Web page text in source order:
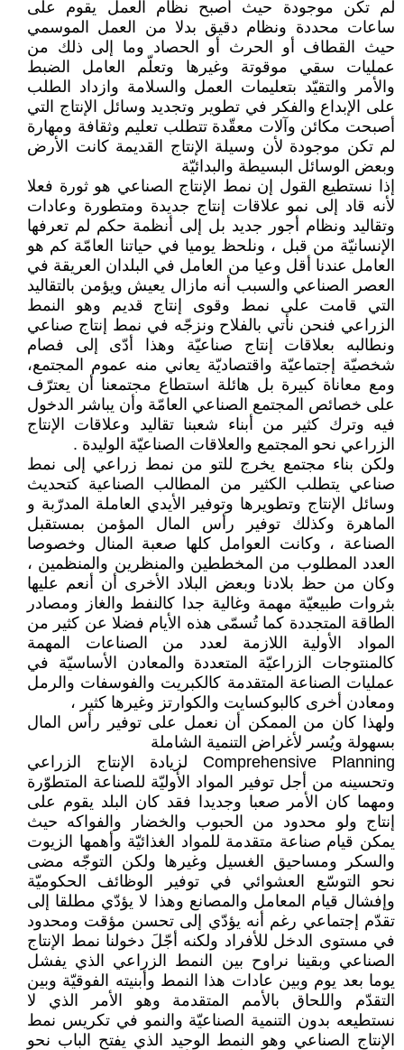
لم تكن موجودة حيث أصبح نظام العمل يقوم على
ساعات محددة ونظام دقيق بدلا من العمل الموسمي
حيث القطاف أو الحرث أو الحصاد وما إلى ذلك من
عمليات سقي موقوتة وغيرها وتعلّم العامل الضبط
والأمر والتقيّد بتعليمات العمل والسلامة وازداد الطلب
على الإبداع والفكر في تطوير وتجديد وسائل الإنتاج التي
أصبحت مكائن وآلات معقّدة تتطلب تعليم وثقافة ومهارة
لم تكن موجودة لأن وسيلة الإنتاج القديمة كانت الأرض
وبعض الوسائل البسيطة والبدائيّة
إذا نستطيع القول إن نمط الإنتاج الصناعي هو ثورة فعلا
لأنه قاد إلى نمو علاقات إنتاج جديدة ومتطورة وعادات
وتقاليد ونظام أجور جديد بل إلى أنظمة حكم لم تعرفها
الإنسانيّة من قبل ، ونلحظ يوميا في حياتنا العامّة كم هو
العامل عندنا أقل وعيا من العامل في البلدان العريقة في
العصر الصناعي والسبب أنه مازال يعيش ويؤمن بالتقاليد
التي قامت على نمط وقوى إنتاج قديم وهو النمط
الزراعي فنحن نأتي بالفلاح ونزجّه في نمط إنتاج صناعي
ونطالبه بعلاقات إنتاج صناعيّة وهذا أدّى إلى فصام
شخصيّة إجتماعيّة واقتصاديّة يعاني منه عموم المجتمع،
ومع معاناة كبيرة بل هائلة استطاع مجتمعنا أن يعترّف
على خصائص المجتمع الصناعي العامّة وأن يباشر الدخول
فيه وترك كثير من أبناء شعبنا تقاليد وعلاقات الإنتاج
الزراعي نحو المجتمع والعلاقات الصناعيّة الوليدة .
ولكن بناء مجتمع يخرج للتو من نمط زراعي إلى نمط
صناعي يتطلب الكثير من المطالب الصناعية كتحديث
وسائل الإنتاج وتطويرها وتوفير الأيدي العاملة المدرّبة و
الماهرة وكذلك توفير رأس المال المؤمن بمستقبل
الصناعة ، وكانت العوامل كلها صعبة المنال وخصوصا
العدد المطلوب من المخططين والمنظرين والمنظمين ،
وكان من حظ بلادنا وبعض البلاد الأخرى أن أنعم عليها
بثروات طبيعيّة مهمة وغالية جدا كالنفط والغاز ومصادر
الطاقة المتجددة كما تُسمّى هذه الأيام فضلا عن كثير من
المواد الأولية اللازمة لعدد من الصناعات المهمة
كالمنتوجات الزراعيّة المتعددة والمعادن الأساسيّة في
عمليات الصناعة المتقدمة كالكبريت والفوسفات والرمل
ومعادن أخرى كالبوكسايت والكوارتز وغيرها كثير ،
ولهذا كان من الممكن أن نعمل على توفير رأس المال
بسهولة ويُسر لأغراض التنمية الشاملة
Comprehensive Planning لزيادة الإنتاج الزراعي
وتحسينه من أجل توفير المواد الأوليّة للصناعة المتطوّرة
ومهما كان الأمر صعبا وجديدا فقد كان البلد يقوم على
إنتاج ولو محدود من الحبوب والخضار والفواكه حيث
يمكن قيام صناعة متقدمة للمواد الغذائيّة وأهمها الزيوت
والسكر ومساحيق الغسيل وغيرها ولكن التوجّه مضى
نحو التوسّع العشوائي في توفير الوظائف الحكوميّة
وإفشال قيام المعامل والمصانع وهذا لا يؤدّي مطلقا إلى
تقدّم إجتماعي رغم أنه يؤدّي إلى تحسن مؤقت ومحدود
في مستوى الدخل للأفراد ولكنه أجّلَ دخولنا نمط الإنتاج
الصناعي وبقينا نراوح بين النمط الزراعي الذي يفشل
يوما بعد يوم وبين عادات هذا النمط وأبنيته الفوقيّة وبين
التقدّم واللحاق بالأمم المتقدمة وهو الأمر الذي لا
نستطيعه بدون التنمية الصناعيّة والنمو في تكريس نمط
الإنتاج الصناعي وهو النمط الوحيد الذي يفتح الباب نحو